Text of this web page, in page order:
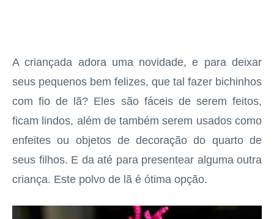
A criançada adora uma novidade, e para deixar
seus pequenos bem felizes, que tal fazer bichinhos
com fio de lã? Eles são fáceis de serem feitos,
ficam lindos, além de também serem usados como
enfeites ou objetos de decoração do quarto de
seus filhos. E da até para presentear alguma outra
criança. Este polvo de lã é ótima opção.